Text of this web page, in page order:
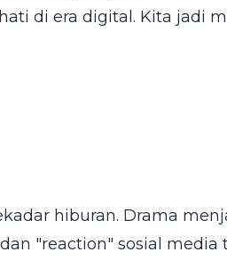
di era digital. Kita jadi
hiburan. Drama
"reaction" sosial